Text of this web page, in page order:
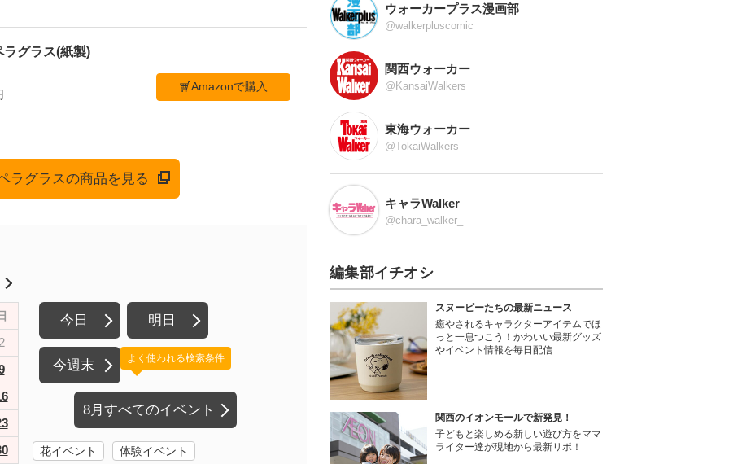
グラス(紙製)
Amazonで購入
ラグラスの商品を見る
今日 明日
今週末
8月すべてのイベント
よく使われる検索条件
花イベント
体験イベント
ウォーカープラス漫画部
@walkerpluscomic
関西ウォーカー
@KansaiWalkers
東海ウォーカー
@TokaiWalkers
キャラWalker
@chara_walker_
編集部イチオシ
スヌーピーたちの最新ニュース
癒やされるキャラクターアイテムでほ
っと一息つこう！かわいい最新グッズ
やイベント情報を毎日配信
関西のイオンモールで新発見！
子どもと楽しめる新しい遊び方をママ
ライター達が現地から最新リポ！